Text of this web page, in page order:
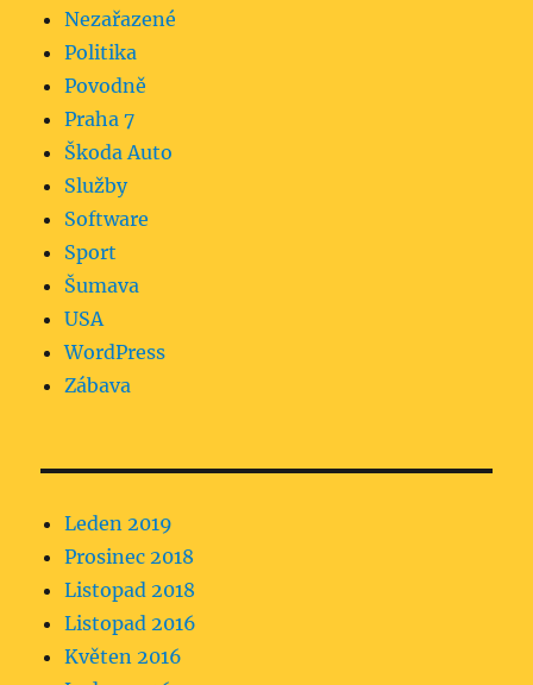
Nezařazené
Politika
Povodně
Praha 7
Škoda Auto
Služby
Software
Sport
Šumava
USA
WordPress
Zábava
Leden 2019
Prosinec 2018
Listopad 2018
Listopad 2016
Květen 2016